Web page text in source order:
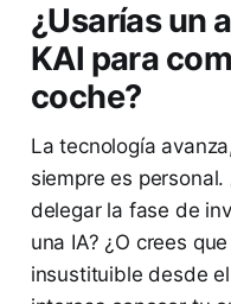
¿Usarías un
KAI para
coche?
La tecnología
siempre es
delegar la fase de
una IA? ¿O crees
insustituible desde